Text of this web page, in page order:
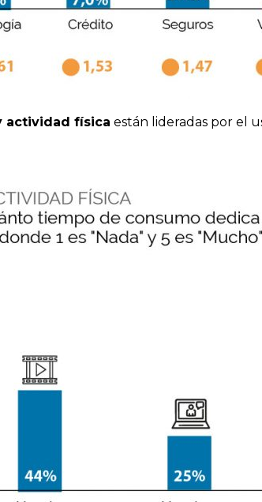
actividad física están lideradas por el